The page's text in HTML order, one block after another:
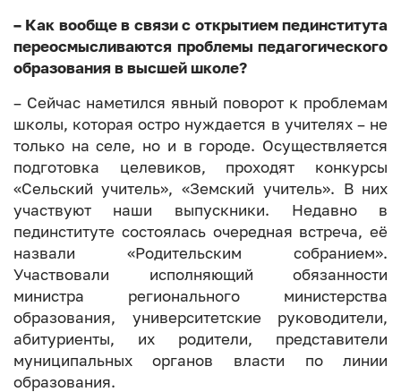
– Как вообще в связи с открытием пединститута
переосмысливаются проблемы педагогического
образования в высшей школе?
– Сейчас наметился явный поворот к проблемам
школы, которая остро нуждается в учителях – не
только на селе, но и в городе. Осуществляется
подготовка целевиков, проходят конкурсы
«Сельский учитель», «Земский учитель». В них
участвуют наши выпускники. Недавно в
пединституте состоялась очередная встреча, её
назвали «Родительским собранием».
Участвовали исполняющий обязанности
министра регионального министерства
образования, университетские руководители,
абитуриенты, их родители, представители
муниципальных органов власти по линии
образования.